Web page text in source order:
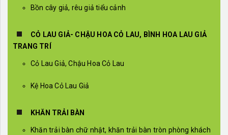
Bồn cây giả, rêu giả tiểu cảnh
CỎ LAU GIẢ- CHẬU HOA CỎ LAU, BÌNH HOA LAU GIẢ
TRANG TRÍ
Cỏ Lau Giả, Chậu Hoa Cỏ Lau
Kệ Hoa Cỏ Lau Giả
KHĂN TRẢI BÀN
Khăn trải bàn chữ nhật, khăn trải bàn tròn phòng khách